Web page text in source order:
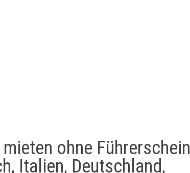
ohne Führerschein
Italien, Deutschland,